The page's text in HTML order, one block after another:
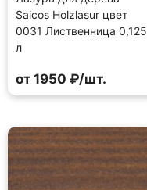
Saicos Holzlasur цвет
0031 Лиственница 0,125
л
от 1950 ₽/шт.